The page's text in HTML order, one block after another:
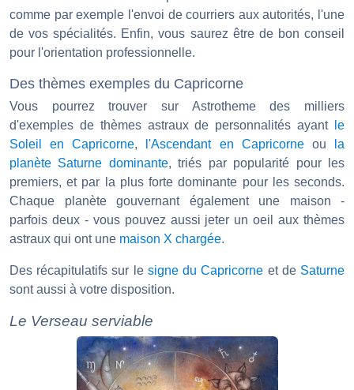
comme par exemple l'envoi de courriers aux autorités, l'une
de vos spécialités. Enfin, vous saurez être de bon conseil
pour l'orientation professionnelle.
Des thèmes exemples du Capricorne
Vous pourrez trouver sur Astrotheme des milliers
d'exemples de thèmes astraux de personnalités ayant
le
Soleil en Capricorne, l'Ascendant en Capricorneou
la
planète Saturne dominante, triés par popularité pour les
premiers, et par la plus forte dominante pour les seconds.
Chaque planète gouvernant également une maison -
parfois deux - vous pouvez aussi jeter un oeil aux thèmes
astraux qui ont une maison X chargée.
Des récapitulatifs sur le signe du Capricorne et de Saturne
sont aussi à votre disposition.
Le Verseau serviable